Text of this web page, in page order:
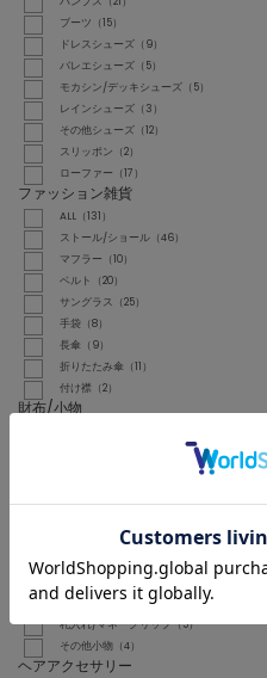
ブーツ（15）
ドレスシューズ（9）
バレエシューズ（5）
モカシン/デッキシューズ（5）
レインシューズ（3）
その他シューズ（12）
スリッポン（2）
ローファー（17）
ファッション雑貨
ALL（131）
ストール/ショール（46）
マフラー（10）
ベルト（20）
サングラス（25）
手袋（8）
長傘（9）
折りたたみ傘（11）
付け襟（2）
財布/小物
バンダナ/スカーフ（2）
キーホルダー（7）
ウォレットチェーン（2）
カードケース（1）
札入れ/マネークリップ（5）
その他小物（4）
ヘアアクセサリー